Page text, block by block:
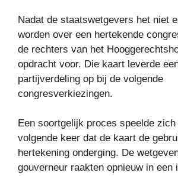
Nadat de staatswetgevers het niet
worden over een hertekende
de rechters van het
opdracht voor. Die kaart leverde
partijverdeling op bij de volgende
congresverkiezingen.
Een soortgelijk proces speelde
volgende keer dat de kaart de
hertekening onderging. De
gouverneur raakten opnieuw in een